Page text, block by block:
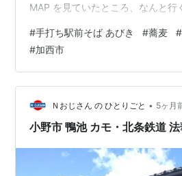
MAP を見ていたところ、なんと行
なので Google MAP のデータが間
休みだったらたまらんので今回は
（旧農業公園）」の入り口付近に
ていくことにしました。ここに直
ら知っていましたが、中に入るの
兵庫六甲 農…
#手打ち駅前そば あびき #蕎麦 #
#加西市
Ｎおじさん の ひとりごと • 5ヶ月
小野市 鴨池 カモ・北条鉄道